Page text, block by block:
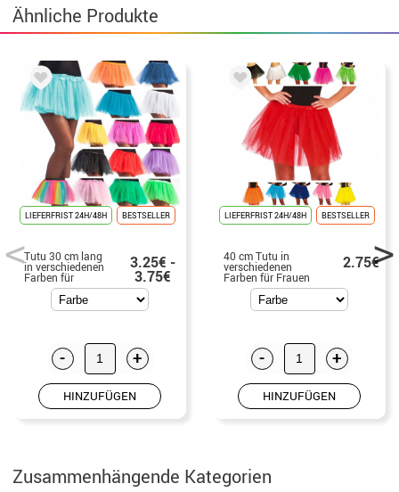
Ähnliche Produkte
LIEFERFRIST 24H/48H BESTSELLER
Tutu 30 cm lang
in verschiedenen
Farben für
Mädchen
3.25€ -
3.75€
- +
HINZUFÜGEN
LIEFERFRIST 24H/48H BESTSELLER
40 cm Tutu in
verschiedenen
Farben für Frauen
2.75€
- +
HINZUFÜGEN
Zusammenhängende Kategorien